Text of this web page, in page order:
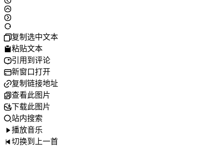
复制选中文本
粘贴文本
引用到评论
新窗口打开
复制链接地址
查看此图片
下载此图片
站内搜索
播放音乐
切换到上一首